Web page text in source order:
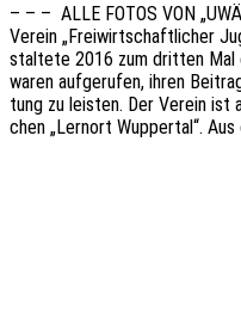
– – – ALLE FOTOS VON
Verein „Frei­wirt­schaft­li­cher
stal­te­te 2016 zum drit­ten Mal
waren aufge­ru­fen, ihren
tung zu leis­ten. Der Verein ist
chen „Lern­ort Wupper­tal“.